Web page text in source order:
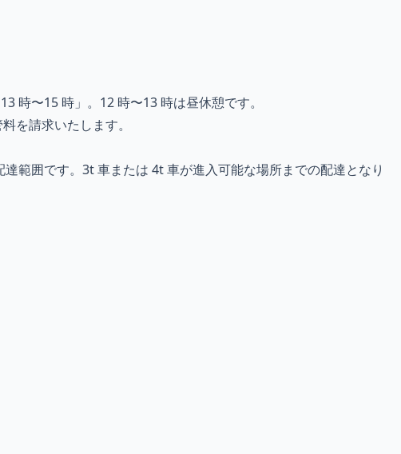
時〜15 時」。12 時〜13 時は昼休憩です。
を請求いたします。
範囲です。3t 車または 4t 車が進入可能な場所までの配達となり